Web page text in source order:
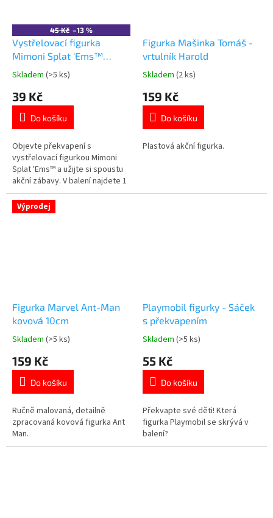
45 Kč –13 %
Vystřelovací figurka
Mimoni Splat 'Ems™
překvapení
Průměrné
produktu
5,0
5
hvězdiček.
Skladem (>5 ks)
39 Kč
Do košíku
Objevte překvapení s
vystřelovací figurkou Mimoni
Splat 'Ems™ a užijte si spoustu
akční zábavy. V balení najdete 1
náhodnou figurku a doplňky.
Figurka se po vystřelení přichytí
na hladký povrch. Oficiální
Figurka Mašinka Tomáš -
vrtulník Harold
Průměrné
produktu
5,0
5
Skladem (2 ks)
159 Kč
Do košíku
Plastová akční figurka.
Výprodej
Figurka Marvel Ant-Man
kovová 10cm
Průměrné
produktu
5,0
5
hvězdiček.
Skladem (>5 ks)
159 Kč
Do košíku
Ručně malovaná, detailně
zpracovaná kovová figurka Ant
Man.
Playmobil figurky - Sáček
s překvapením
Průměrné
produktu
5,0
5
hvězdiček.
Skladem (>5 ks)
55 Kč
Do košíku
Překvapte své děti! Která
figurka Playmobil se skrývá v
balení?